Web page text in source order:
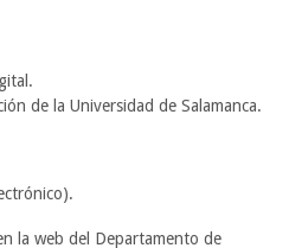
de la Universidad de Salamanca.
la web del Departamento de